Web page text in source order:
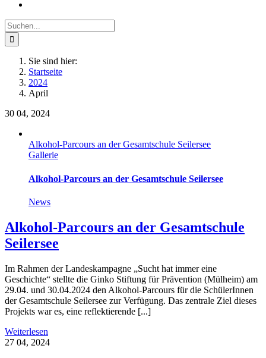
Suche
nach:
Sie sind hier:
Startseite
2024
April
30 04, 2024
Alkohol-Parcours an der Gesamtschule Seilersee
Gallerie
Alkohol-Parcours an der Gesamtschule Seilersee
News
Alkohol-Parcours an der Gesamtschule
Seilersee
Im Rahmen der Landeskampagne „Sucht hat immer eine
Geschichte“ stellte die Ginko Stiftung für Prävention (Mülheim) am
29.04. und 30.04.2024 den Alkohol-Parcours für die SchülerInnen
der Gesamtschule Seilersee zur Verfügung. Das zentrale Ziel dieses
Projekts war es, eine reflektierende [...]
Weiterlesen
27 04, 2024